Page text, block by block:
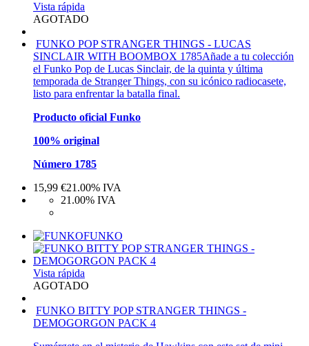
Vista rápida
AGOTADO
FUNKO POP STRANGER THINGS - LUCAS
SINCLAIR WITH BOOMBOX 1785Añade a tu colección
el Funko Pop de Lucas Sinclair, de la quinta y última
temporada de Stranger Things, con su icónico radiocasete,
listo para enfrentar la batalla final.
Producto oficial Funko
100% original
Número 1785
15,99 €21.00% IVA
21.00% IVA
FUNKO
Vista rápida
AGOTADO
FUNKO BITTY POP STRANGER THINGS -
DEMOGORGON PACK 4